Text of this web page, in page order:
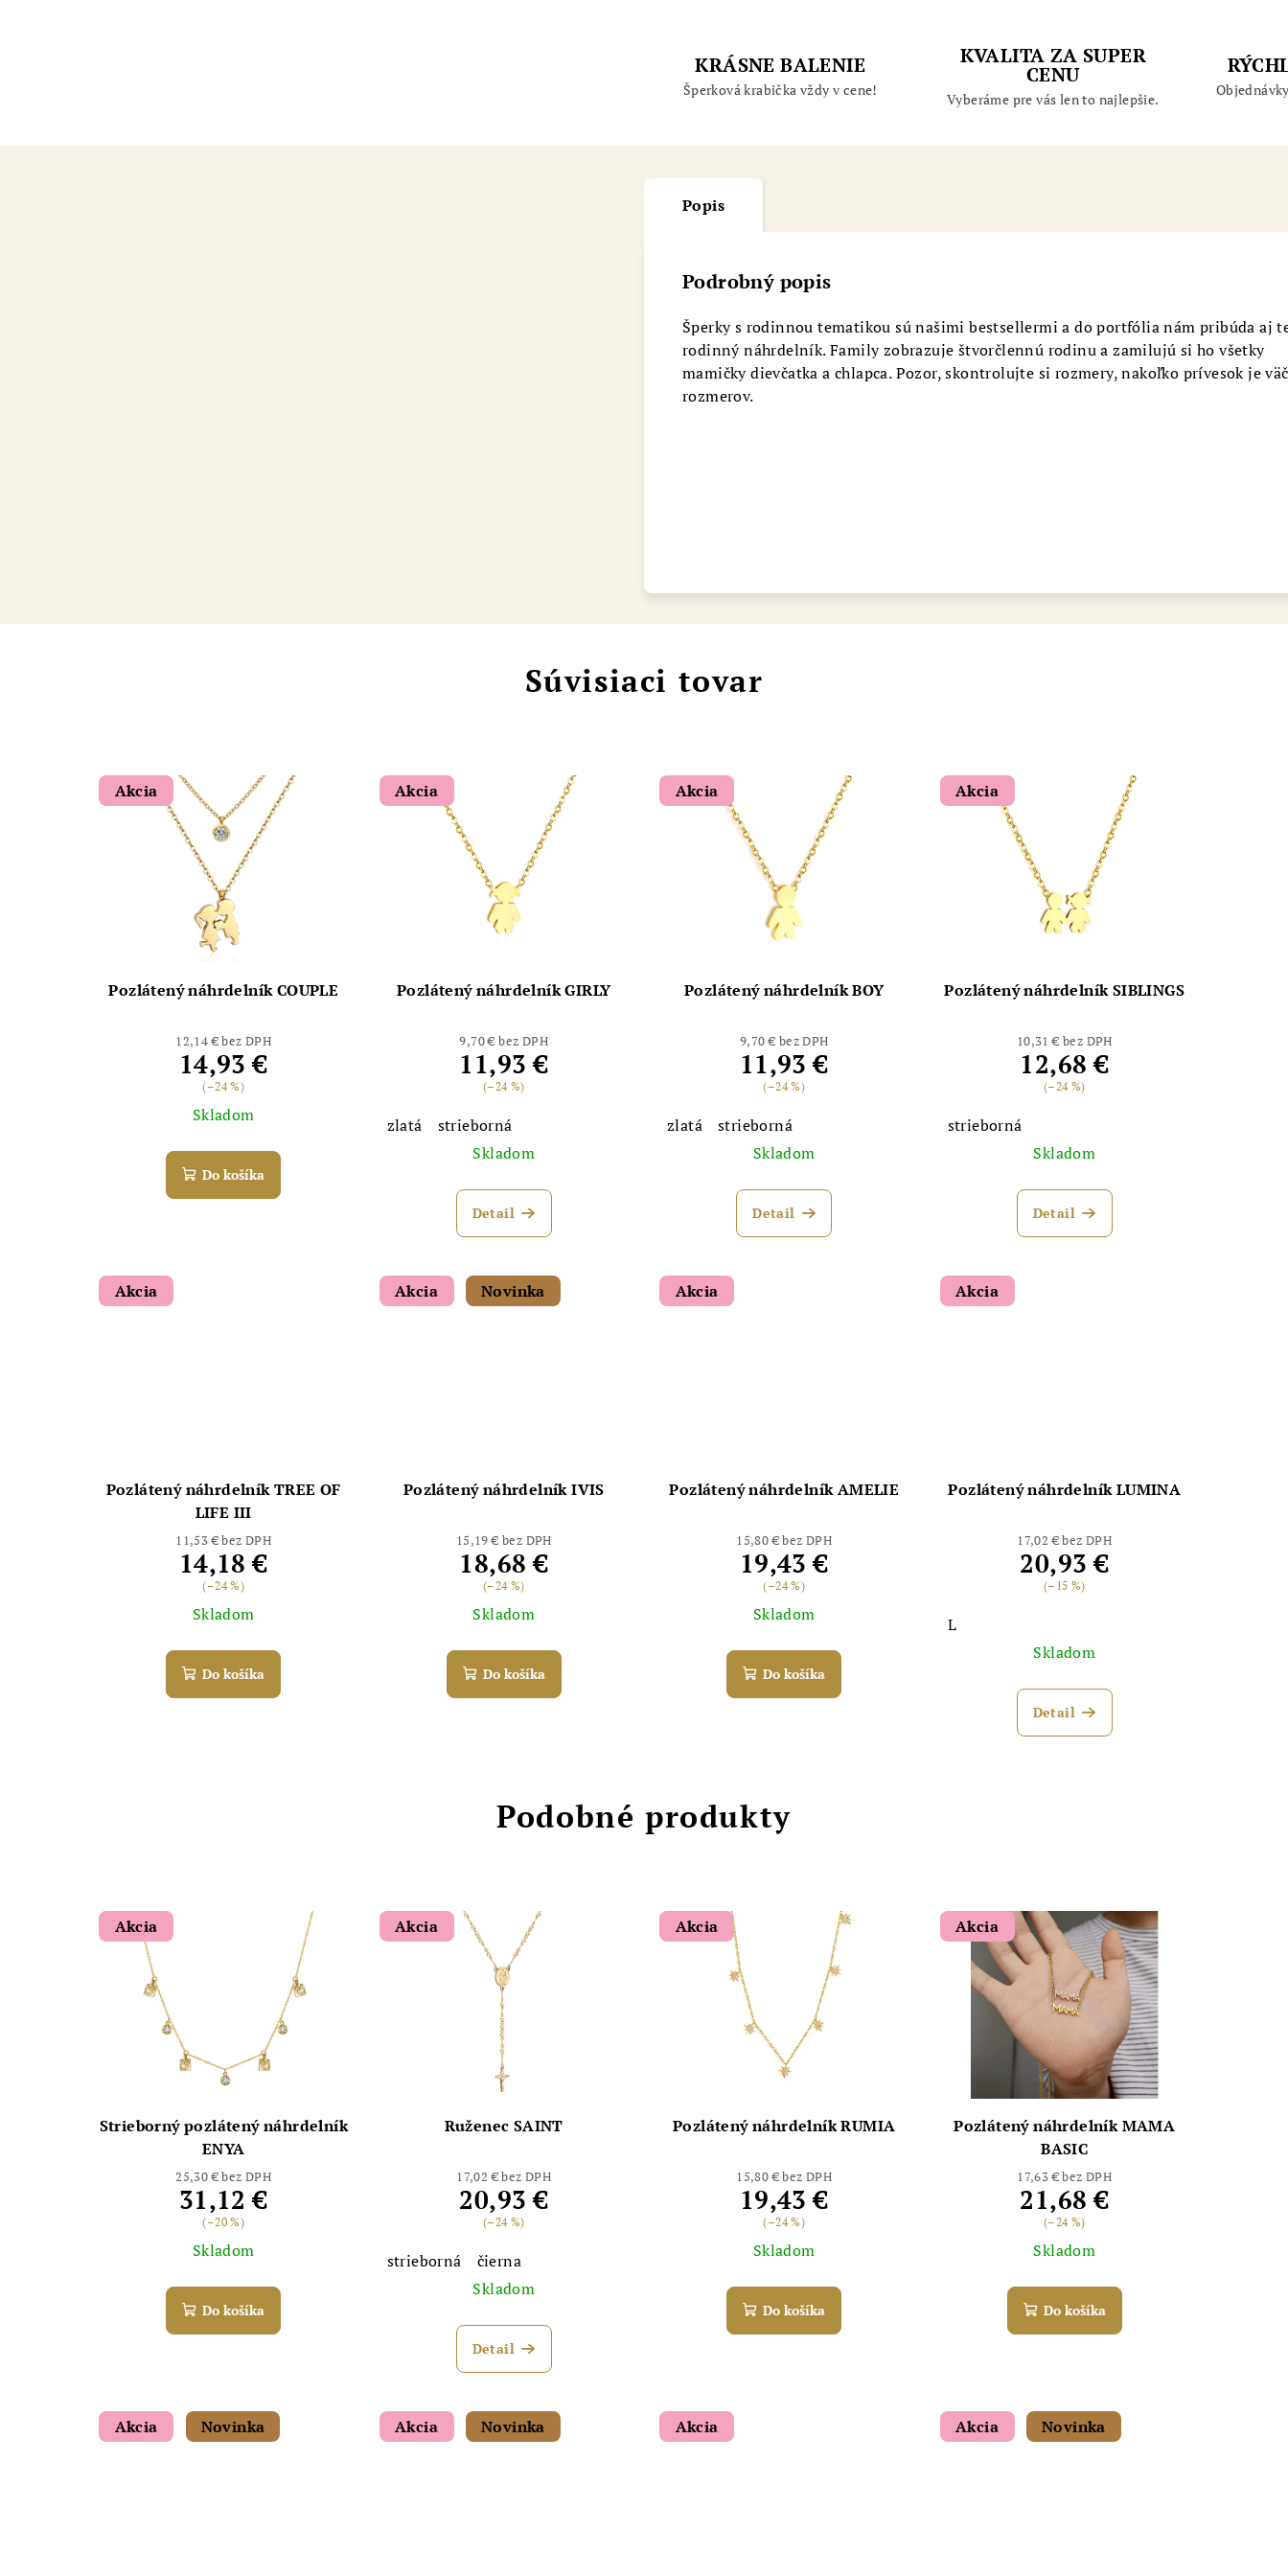
KRÁSNE BALENIE
Šperková krabička vždy v cene!
KVALITA ZA SUPER
CENU
Vyberáme pre vás len to najlepšie.
Popis
Podrobný popis
Šperky s rodinnou tematikou sú našimi bestsellermi a do portfólia nám pribúda aj
rodinný náhrdelník. Family zobrazuje štvorčlennú rodinu a zamilujú si ho všetky
mamičky dievčatka a chlapca. Pozor, skontrolujte si rozmery, nakoľko prívesok je
rozmerov.
Súvisiaci tovar
Akcia
Pozlátený náhrdelník COUPLE
12,14 € bez DPH
14,93 €
(–24 %)
Skladom
Do košíka
Akcia
Pozlátený náhrdelník GIRLY
9,70 € bez DPH
11,93 €
(–24 %)
zlatá
strieborná
Skladom
Detail
Akcia
Pozlátený náhrdelník BOY
9,70 € bez DPH
11,93 €
(–24 %)
zlatá
strieborná
Skladom
Detail
Akcia
Pozlátený náhrdelník SIBLINGS
10,31 € bez DPH
12,68 €
(–24 %)
strieborná
Skladom
Detail
Akcia
Pozlátený náhrdelník TREE OF
LIFE III
11,53 € bez DPH
14,18 €
(–24 %)
Skladom
Do košíka
Akcia Novinka
Pozlátený náhrdelník IVIS
15,19 € bez DPH
18,68 €
(–24 %)
Skladom
Do košíka
Akcia
Pozlátený náhrdelník AMELIE
15,80 € bez DPH
19,43 €
(–24 %)
Skladom
Do košíka
Akcia
Pozlátený náhrdelník LUMINA
17,02 € bez DPH
20,93 €
(–15 %)
L
Skladom
Detail
Podobné produkty
Akcia
Strieborný pozlátený náhrdelník
ENYA
25,30 € bez DPH
31,12 €
(–20 %)
Skladom
Do košíka
Akcia
Ruženec SAINT
17,02 € bez DPH
20,93 €
(–24 %)
strieborná
čierna
Skladom
Detail
Akcia
Pozlátený náhrdelník RUMIA
15,80 € bez DPH
19,43 €
(–24 %)
Skladom
Do košíka
Akcia
Pozlátený náhrdelník MAMA
BASIC
17,63 € bez DPH
21,68 €
(–24 %)
Skladom
Do košíka
Akcia Novinka Akcia Novinka Akcia Akcia Novinka